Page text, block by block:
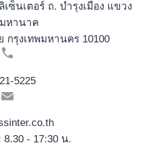
ซ็นเตอร์ ถ. บำรุงเมือง แขวง
หานาค
กรุงเทพมหานคร 10100
5225
8.30 - 17:30 น.